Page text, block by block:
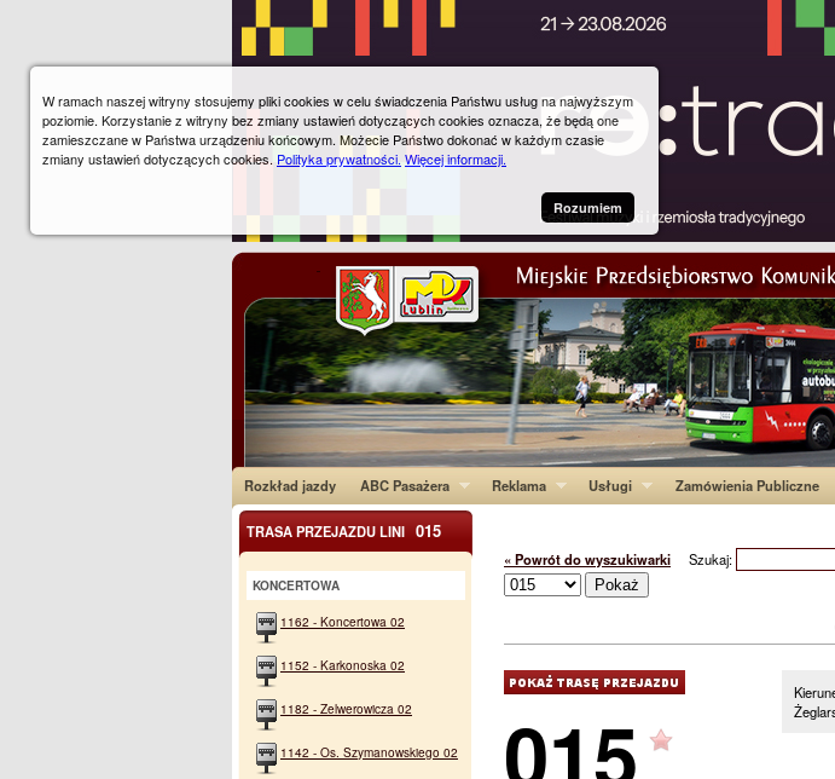
Rozkład jazdy ABC Pasażera Reklama Usługi Zamówienia Publiczne
« Powrót do wyszukiwarki Szukaj:
015
TRASA PRZEJAZDU LINI 015
KONCERTOWA
1162 - Koncertowa 02
1152 - Karkonoska 02
1182 - Zelwerowicza 02
1142 - Os. Szymanowskiego 02
W ramach naszej witryny stosujemy pliki cookies w celu świadczenia Państwu usług na najwyższym
poziomie. Korzystanie z witryny bez zmiany ustawień dotyczących cookies oznacza, że będą one
zamieszczane w Państwa urządzeniu końcowym. Możecie Państwo dokonać w każdym czasie
zmiany ustawień dotyczących cookies. Polityka prywatności. Więcej informacji.
Rozumiem